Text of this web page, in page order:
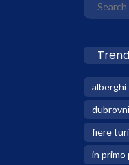
alberghi
fiere
in primo